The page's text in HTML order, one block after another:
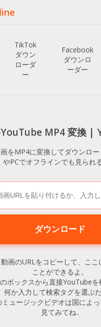
TikTok
ダウン
ローダ
ー
Facebook
ダウンロ
ーダー
MP4 変換 |
をMP4に変換してダウンロ
やPCでオフラインでも見られる
ダウンロード
画のURLをコピーして、ここ
ことができるよ。
ボックスから直接YouTube
何か入力して検索タグを選ぶだ
ミュージックビデオは国によ
見てみてね..